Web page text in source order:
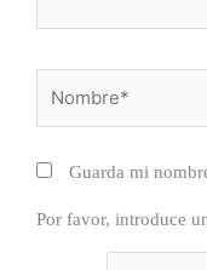
Guarda mi
Por favor, introduce